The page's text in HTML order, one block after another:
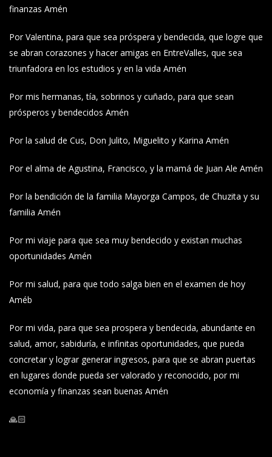
finanzas Amén
Por Valentina, para que sea próspera y bendecida, que logre que
se abran corazones y hacer amigas en EntreValles, que sea
triunfadora en los estudios y en la vida Amén
Por mis hermanas, tía, sobrinos y cuñado, para que sean
prósperos y bendecidos Amén
Por la salud de Cus, Don Julito, Miguelito y Karina Amén
Por el alma de Agustina, Francisco, y la mamá de Juan Ale Amén
Por la bendición de la familia Mayorga Campos, de Chuzita y su
familia Amén
Por mi viaje para que sea muy bendecido y existan muchas
oportunidades Amén
Por mi salud, para que todo salga bien en el examen de hoy
Améb
Por mi vida, para que sea prospera y bendecida, abundante en
salud, amor, sabiduría, e infinitas oportunidades, que pueda
concretar y lograr generar ingresos, para que se abran puertas
en lugares donde pueda ser valorado y reconocido, por mi
economía y finanzas sean buenas Amén
🙏🏻